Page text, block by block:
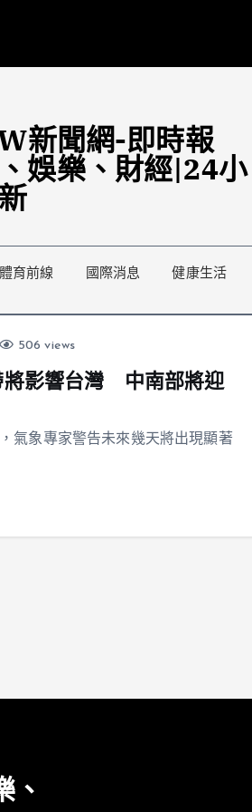
1295萬媒宣費惹議 梁文傑回「只能靠嘴巴」
新聞網-即時報
娛樂、財經|24小
體育前線 國際消息 健康生活
506 views
將影響台灣 中南部將迎
氣象專家警告未來幾天將出現顯著
、